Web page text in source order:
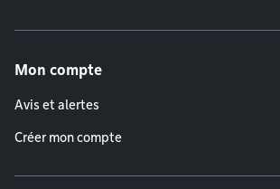
Mon compte
Avis et alertes
Créer mon compte